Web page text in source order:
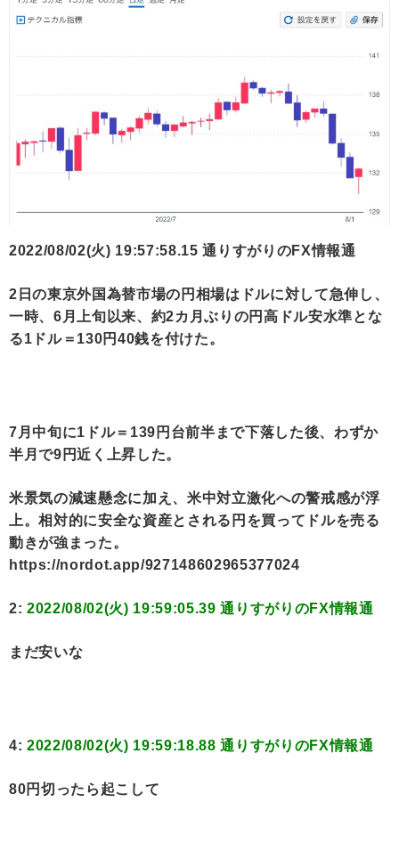
2022/08/02(火) 19:57:58.15 通りすがりのFX情報通
2日の東京外国為替市場の円相場はドルに対して急伸し、
一時、6月上旬以来、約2カ月ぶりの円高ドル安水準とな
る1ドル＝130円40銭を付けた。
7月中旬に1ドル＝139円台前半まで下落した後、わずか
半月で9円近く上昇した。
米景気の減速懸念に加え、米中対立激化への警戒感が浮
上。相対的に安全な資産とされる円を買ってドルを売る
動きが強まった。
https://nordot.app/927148602965377024
2: 2022/08/02(火) 19:59:05.39 通りすがりのFX情報通
まだ安いな
4: 2022/08/02(火) 19:59:18.88 通りすがりのFX情報通
80円切ったら起こして